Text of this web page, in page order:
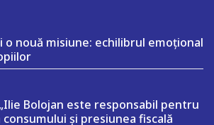
o nouă misiune: echilibrul emoțional
Bolojan este responsabil pentru
și presiunea fiscală